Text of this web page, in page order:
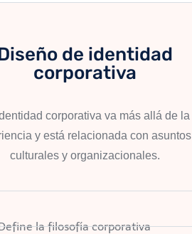
de identidad
corporativa
corporativa va más allá de la
y está relacionada con asuntos
culturales y organizacionales.
la filosofía corporativa